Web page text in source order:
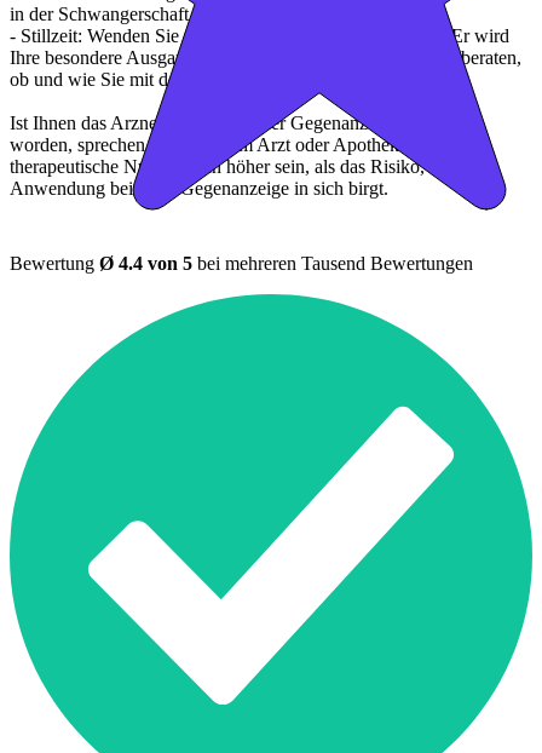
in der Schwangerschaft angewendet werden kann.
- Stillzeit: Wenden Sie sich an Ihren Arzt oder Apotheker. Er wird
Ihre besondere Ausgangslage prüfen und Sie entsprechend beraten,
ob und wie Sie mit dem Stillen weitermachen können.
Ist Ihnen das Arzneimittel trotz einer Gegenanzeige verordnet
worden, sprechen Sie mit Ihrem Arzt oder Apotheker. Der
therapeutische Nutzen kann höher sein, als das Risiko, das die
Anwendung bei einer Gegenanzeige in sich birgt.
Bewertung Ø 4.4 von 5 bei mehreren Tausend Bewertungen